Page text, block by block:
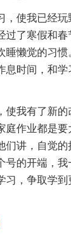
，使我已经
过了寒假和
睡懒觉的习
息时间，和
使我有了新
庭作业都是要
们讲，自觉
号的开端，
习，争取学